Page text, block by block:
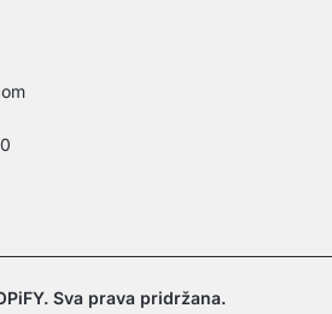
Sva prava pridržana.